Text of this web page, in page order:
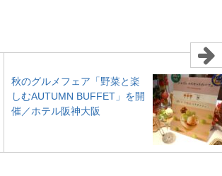
秋のグルメフェア「野菜と楽
しむAUTUMN BUFFET」を開
催／ホテル阪神大阪